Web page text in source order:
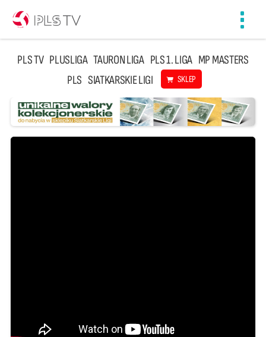
PLS TV PLUSLIGA TAURON LIGA PLS 1. LIGA MP MASTERS
PLS SIATKARSKIE LIGI SKLEP